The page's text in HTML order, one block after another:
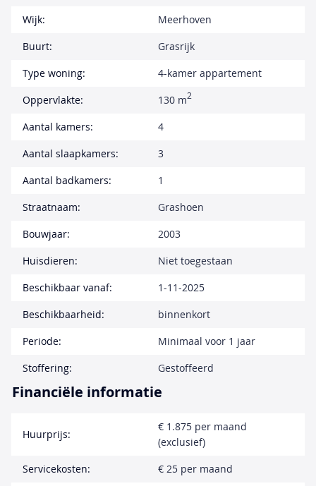
Wijk:
Meerhoven
Buurt:
Grasrijk
Type woning:
4-kamer appartement
Oppervlakte:
130 m2
Aantal kamers:
4
Aantal slaapkamers:
3
Aantal badkamers:
1
Straatnaam:
Grashoen
Bouwjaar:
2003
Huisdieren:
Niet toegestaan
Beschikbaar vanaf:
1-11-2025
Beschikbaarheid:
binnenkort
Periode:
Minimaal voor 1 jaar
Stoffering:
Gestoffeerd
Financiële informatie
Huurprijs:
€ 1.875 per maand
(exclusief)
Servicekosten:
€ 25 per maand